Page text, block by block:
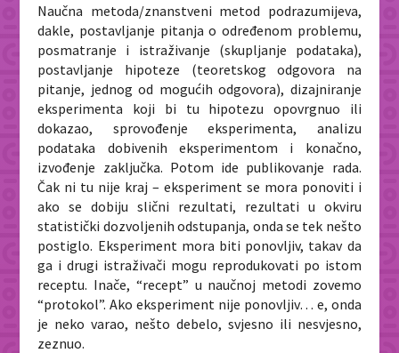
Naučna metoda/znanstveni metod podrazumijeva,
dakle, postavljanje pitanja o određenom problemu,
posmatranje i istraživanje (skupljanje podataka),
postavljanje hipoteze (teoretskog odgovora na
pitanje, jednog od mogućih odgovora), dizajniranje
eksperimenta koji bi tu hipotezu opovrgnuo ili
dokazao, sprovođenje eksperimenta, analizu
podataka dobivenih eksperimentom i konačno,
izvođenje zaključka. Potom ide publikovanje rada.
Čak ni tu nije kraj – eksperiment se mora ponoviti i
ako se dobiju slični rezultati, rezultati u okviru
statistički dozvoljenih odstupanja, onda se tek nešto
postiglo. Eksperiment mora biti ponovljiv, takav da
ga i drugi istraživači mogu reprodukovati po istom
receptu. Inače, “recept” u naučnoj metodi zovemo
“protokol”. Ako eksperiment nije ponovljiv… e, onda
je neko varao, nešto debelo, svjesno ili nesvjesno,
zeznuo.